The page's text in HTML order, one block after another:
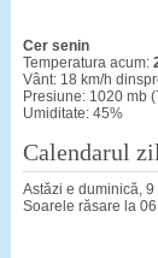
cer senin
Temperatura acum:
Vânt: 18 km/h
Presiune: 1020 mb
Umiditate: 45%
Calendarul
Astăzi e duminică,
Soarele răsare la